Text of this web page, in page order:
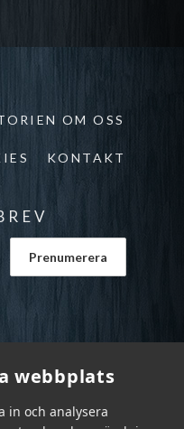
webbplats
in och analysera
OM OSS
KONTAKT